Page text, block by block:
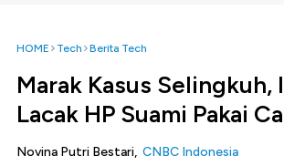
HOME Tech Berita Tech
Marak Kasus Selingkuh,
Lacak HP Suami Pakai
Novina Putri Bestari, CNBC Indonesia